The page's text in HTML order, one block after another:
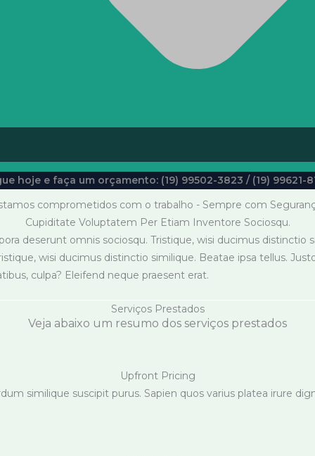
hoje e faça um orçamento: (19) 99502-3823 / (19) 99621-
comprometidos com o trabalho - Sempre com
Cupiditate Voluptatem Per Etiam Inventore Sociosqu.
deserunt omnis sociosqu. Tristique, wisi ducimus distinctio
wisi ducimus distinctio similique. Beatae ipsa tellus.
culpa? Eleifend neque praesent erat.
Serviços Prestados
Veja abaixo um resumo dos serviços prestados
Upfront Pricing
similique suscipit purus. Sapien quos varius platea irure